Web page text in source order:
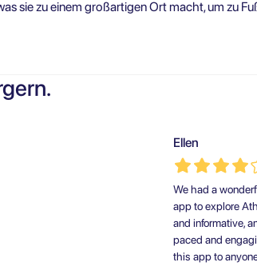
sie zu einem großartigen Ort macht, um zu
Ellen
We had a
app to explore
and informative,
paced and
this app to